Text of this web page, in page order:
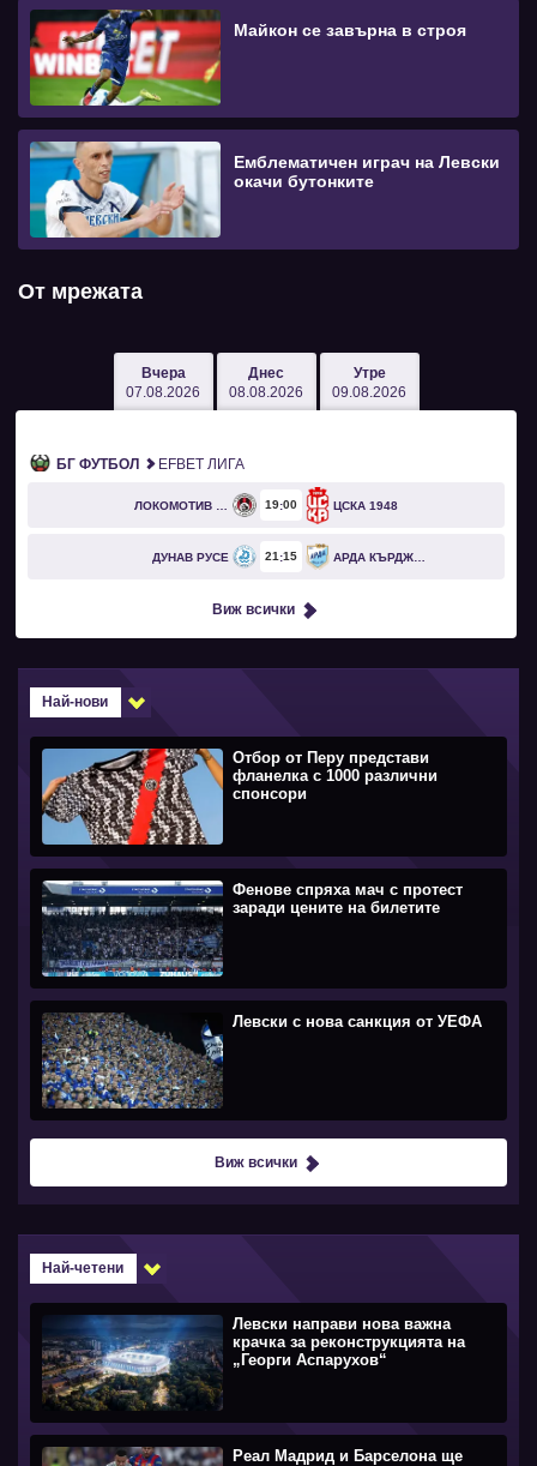
Майкон се завърна в строя
Емблематичен играч на Левски
окачи бутонките
От мрежата
Вчера
07.08.2026
Днес
08.08.2026
Утре
09.08.2026
БГ ФУТБОЛ EFBET ЛИГА
ЛОКОМОТИВ СОФИЯ 19 00 ЦСКА 1948
ДУНАВ РУСЕ 21 15 АРДА КЪРДЖАЛИ
Виж всички
Най-нови
Отбор от Перу представи
фланелка с 1000 различни
спонсори
Фенове спряха мач с протест
заради цените на билетите
Левски с нова санкция от УЕФА
Виж всички
Най-четени
Левски направи нова важна
крачка за реконструкцията на
„Георги Аспарухов“
Реал Мадрид и Барселона ще